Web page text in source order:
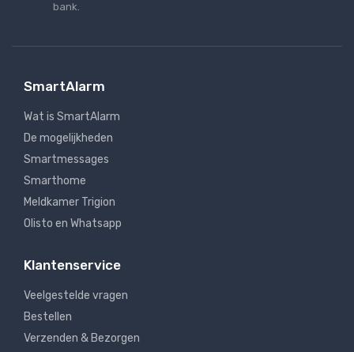
bank.
SmartAlarm
Wat is SmartAlarm
De mogelijkheden
Smartmessages
Smarthome
Meldkamer Trigion
Olisto en Whatsapp
Klantenservice
Veelgestelde vragen
Bestellen
Verzenden & Bezorgen